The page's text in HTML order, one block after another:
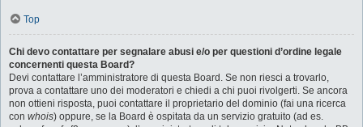
Top
Chi devo contattare per segnalare abusi e/o per questioni d’ordine legale
concernenti questa Board?
Devi contattare l’amministratore di questa Board. Se non riesci a trovarlo,
prova a contattare uno dei moderatori e chiedi a chi puoi rivolgerti. Se ancora
non ottieni risposta, puoi contattare il proprietario del dominio (fai una ricerca
con whois) oppure, se la Board è ospitata da un servizio gratuito (ad es.